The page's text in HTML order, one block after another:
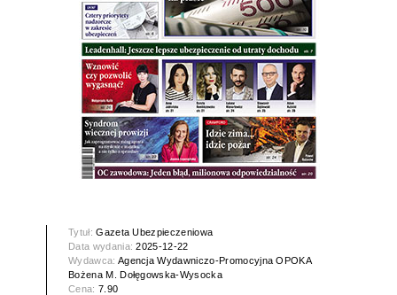
Tytuł:Gazeta Ubezpieczeniowa
Data wydania:2025-12-22
Wydawca: Agencja Wydawniczo-Promocyjna OPOKA
Bożena M. Dołęgowska-Wysocka
Cena: 7.90